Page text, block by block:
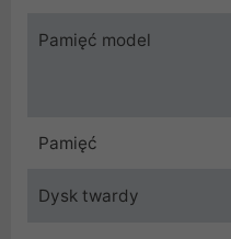
Pamięć model
Pamięć
Dysk twardy